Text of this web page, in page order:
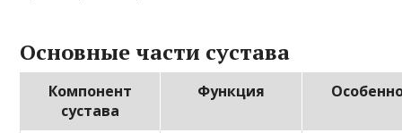
Основные части сустава
Компонент
сустава
Функция